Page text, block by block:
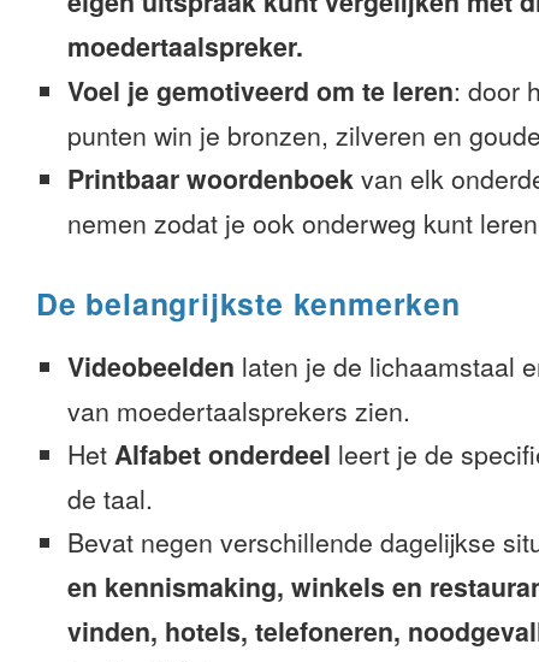
moedertaalspreker.
Voel je gemotiveerd om te leren: door
punten win je bronzen, zilveren en
Printbaar woordenboek van elk
nemen zodat je ook onderweg kunt
De belangrijkste kenmerken
Videobeelden laten je de lichaamstaal
van moedertaalsprekers zien.
Het Alfabet onderdeel leert je de
de taal.
Bevat negen verschillende dagelijkse
en kennismaking, winkels en
vinden, hotels, telefoneren,